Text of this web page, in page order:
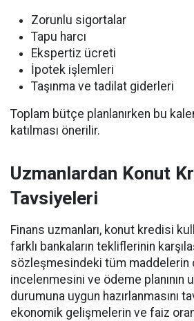
Zorunlu sigortalar
Tapu harcı
Ekspertiz ücreti
İpotek işlemleri
Taşınma ve tadilat giderleri
Toplam bütçe planlanırken bu
katılması önerilir.
Uzmanlardan Konut
Tavsiyeleri
Finans uzmanları, konut kredisi
farklı bankaların tekliflerinin
sözleşmesindeki tüm maddelerin
incelenmesini ve ödeme planının
durumuna uygun hazırlanmasını
ekonomik gelişmelerin ve faiz